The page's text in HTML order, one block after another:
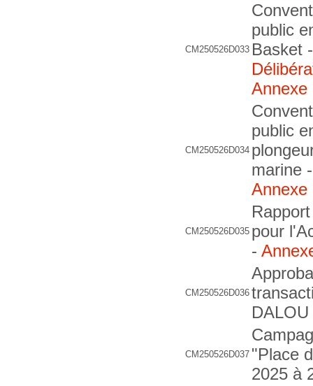
CM250526D033
public
Basket
Annexe
CM250526D034
public
marine
Annexe
CM250526D035 pour
-
CM250526D036
CM250526D037 "Place
2025 à